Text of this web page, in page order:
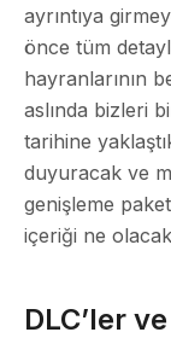
ayrıntıya
önce tüm
hayranlarının
aslında bizleri
tarihine
duyuracak ve
genişleme
içeriği ne
DLC’ler